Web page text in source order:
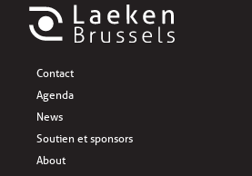
Contact
Agenda
News
Soutien et sponsors
About